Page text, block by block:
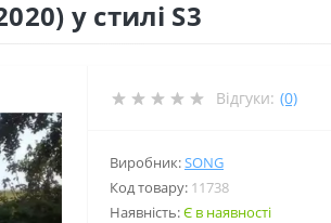
у стилі S3
Відгуки: (0)
Виробник:SONG
Код товару: 11738
Наявність:Є в наявності